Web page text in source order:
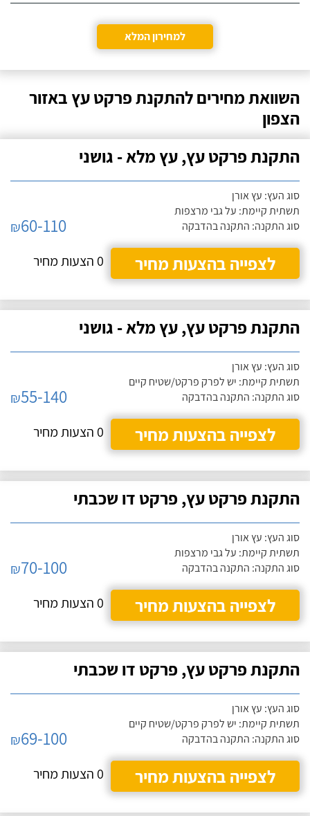
למחירון המלא
השוואת מחירים להתקנת פרקט עץ באזור
הצפון
התקנת פרקט עץ, עץ מלא - גושני
סוג העץ: עץ אורן
תשתית קיימת: על גבי מרצפות
סוג התקנה: התקנה בהדבקה
₪60-110
לצפייה בהצעות מחיר
0 הצעות מחיר
התקנת פרקט עץ, עץ מלא - גושני
סוג העץ: עץ אורן
תשתית קיימת: יש לפרק פרקט/שטיח קיים
סוג התקנה: התקנה בהדבקה
₪55-140
לצפייה בהצעות מחיר
0 הצעות מחיר
התקנת פרקט עץ, פרקט דו שכבתי
סוג העץ: עץ אורן
תשתית קיימת: על גבי מרצפות
סוג התקנה: התקנה בהדבקה
₪70-100
לצפייה בהצעות מחיר
0 הצעות מחיר
התקנת פרקט עץ, פרקט דו שכבתי
סוג העץ: עץ אורן
תשתית קיימת: יש לפרק פרקט/שטיח קיים
סוג התקנה: התקנה בהדבקה
₪69-100
לצפייה בהצעות מחיר
0 הצעות מחיר